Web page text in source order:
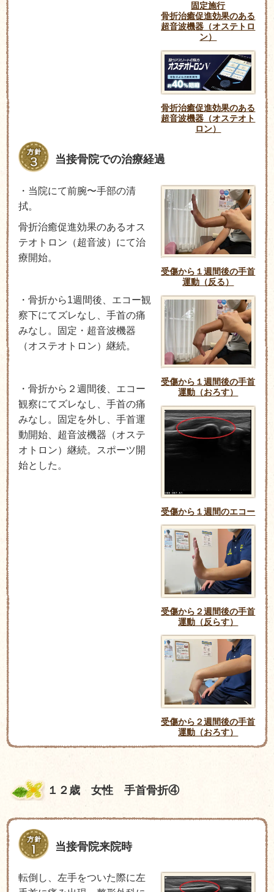
固定施行
骨折治癒促進効果のある
超音波機器（オステトロ
ン）
骨折治癒促進効果のある
超音波機器（オステオト
ロン）
当接骨院での治療経過
受傷から１週間後の手首
運動（反る）
受傷から１週間後の手首
運動（おろす）
受傷から１週間のエコー
受傷から２週間後の手首
運動（反らす）
受傷から２週間後の手首
運動（おろす）
・当院にて前腕〜手部の清
拭。
骨折治癒促進効果のあるオス
テオトロン（超音波）にて治
療開始。
・骨折から1週間後、エコー観
察下にてズレなし、手首の痛
みなし。固定・超音波機器
（オステオトロン）継続。
・骨折から２週間後、エコー
観察にてズレなし、手首の痛
みなし。固定を外し、手首運
動開始、超音波機器（オステ
オトロン）継続。スポーツ開
始とした。
１２歳 女性 手首骨折④
当接骨院来院時
転倒し、左手をついた際に左